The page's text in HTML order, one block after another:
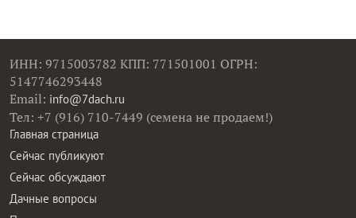
ИНН: 9715003782 КПП: 771501001 ОГРН:
5147746293448
Email: info@7dach.ru
Тел: +7 (916) 710-7449 (семена не продаем!)
Главная страница
Сейчас публикуют
Сейчас обсуждают
Дачные вопросы